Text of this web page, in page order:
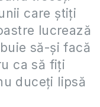
care știți
lucrează
să-și facă
ca să fiți
duceți lipsă